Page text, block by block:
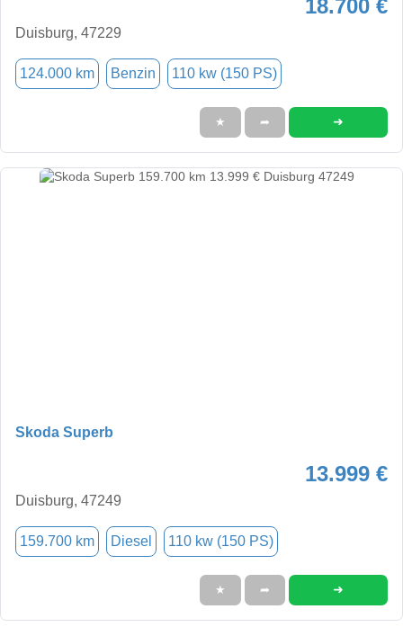
18.700 €
Duisburg, 47229
124.000 km Benzin 110 kw (150 PS)
★ ➦ ➜
Skoda Superb
13.999 €
Duisburg, 47249
159.700 km Diesel 110 kw (150 PS)
★ ➦ ➜